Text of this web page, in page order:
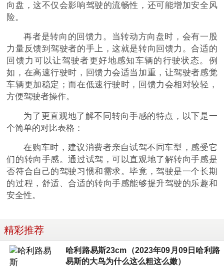
向盘，这不仅会影响驾驶的流畅性，还可能增加安全风
险。
再者是转向的回馈力。当转动方向盘时，会有一股
力量反馈到驾驶者的手上，这就是转向回馈力。合适的
回馈力可以让驾驶者更好地感知车辆的行驶状态。例
如，在高速行驶时，回馈力会适当加重，让驾驶者感觉
车辆更加稳定；而在低速行驶时，回馈力会相对较轻，
方便驾驶者操作。
为了更直观地了解不同转向手感的特点，以下是一
个简单的对比表格：
在购车时，建议消费者亲自试驾不同车型，感受它
们的转向手感。通过试驾，可以直观地了解转向手感是
否符合自己的驾驶习惯和需求。毕竟，驾驶是一个长期
的过程，舒适、合适的转向手感能够提升驾驶的乐趣和
安全性。
精彩推荐
哈利路易斯23cm（2023年09月09日哈利路
易斯的大鸟为什么这么粗这么嫩）